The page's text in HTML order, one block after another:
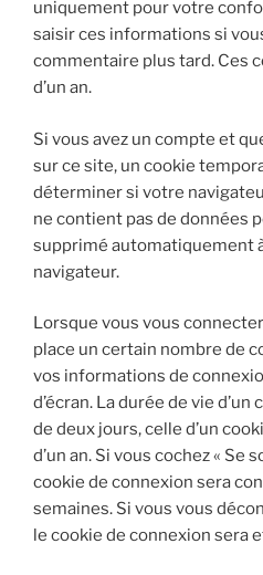
uniquement pour votre
saisir ces informations si
commentaire plus tard. Ces
d’un an.
Si vous avez un compte et
sur ce site, un cookie
déterminer si votre
ne contient pas de données
supprimé automatiquement
navigateur.
Lorsque vous vous
place un certain nombre de
vos informations de
d’écran. La durée de vie
de deux jours, celle d’un
d’un an. Si vous cochez « Se
cookie de connexion sera
semaines. Si vous vous
le cookie de connexion sera